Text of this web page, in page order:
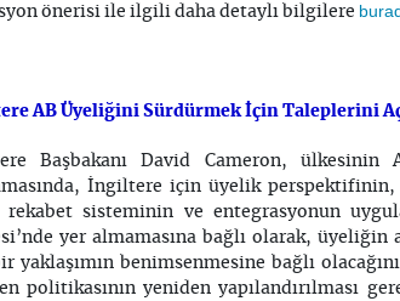
önerisi ile ilgili daha detaylı bilgilere
AB Üyeliğini Sürdürmek İçin Taleplerini
Başbakanı David Cameron, ülkesinin
İngiltere için üyelik
rekabet sisteminin ve entegrasyonun
yer almamasına bağlı olarak,
yaklaşımın benimsenmesine bağlı
politikasının yeniden yapılandırılması